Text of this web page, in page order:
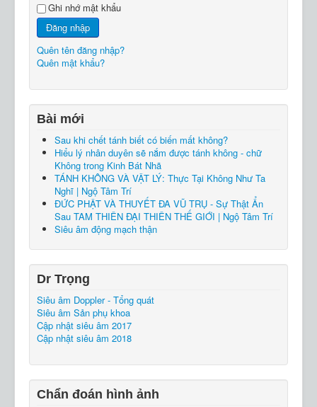
Ghi nhớ mật khẩu
Đăng nhập
Quên tên đăng nhập?
Quên mật khẩu?
Bài mới
Sau khi chết tánh biết có biến mất không?
Hiểu lý nhân duyên sẽ nắm được tánh không - chữ
Không trong Kinh Bát Nhã
TÁNH KHÔNG VÀ VẬT LÝ: Thực Tại Không Như Ta
Nghĩ | Ngộ Tâm Trí
ĐỨC PHẬT VÀ THUYẾT ĐA VŨ TRỤ - Sự Thật Ẩn
Sau TAM THIÊN ĐẠI THIÊN THẾ GIỚI | Ngộ Tâm Trí
Siêu âm động mạch thận
Dr Trọng
Siêu âm Doppler - Tổng quát
Siêu âm Sản phụ khoa
Cập nhật siêu âm 2017
Cập nhật siêu âm 2018
Chẩn đoán hình ảnh